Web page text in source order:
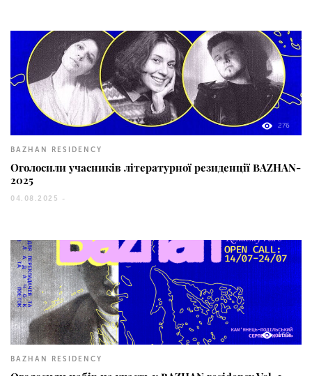
276
BAZHAN RESIDENCY
Оголосили учасників літературної резиденції BAZHAN-
2025
04.08.2025 -
160
BAZHAN RESIDENCY